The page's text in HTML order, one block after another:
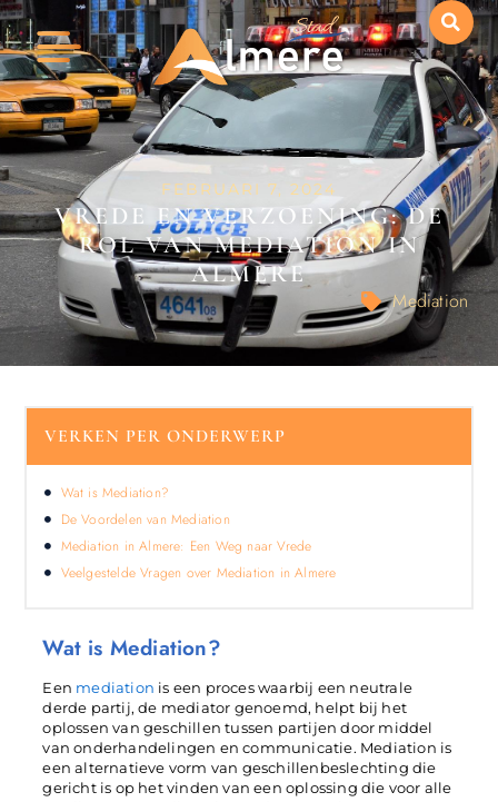
FEBRUARI 7, 2024
VREDE EN VERZOENING: DE
ROL VAN MEDIATION IN
ALMERE
Mediation
Wat is Mediation?
Een mediation is een proces waarbij een neutrale
derde partij, de mediator genoemd, helpt bij het
oplossen van geschillen tussen partijen door middel
van onderhandelingen en communicatie. Mediation is
een alternatieve vorm van geschillenbeslechting die
gericht is op het vinden van een oplossing die voor alle
VERKEN PER ONDERWERP
Wat is Mediation?
De Voordelen van Mediation
Mediation in Almere: Een Weg naar Vrede
Veelgestelde Vragen over Mediation in Almere